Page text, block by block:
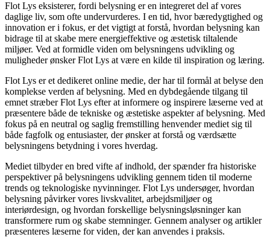
Flot Lys eksisterer, fordi belysning er en integreret del af vores
daglige liv, som ofte undervurderes. I en tid, hvor bæredygtighed og
innovation er i fokus, er det vigtigt at forstå, hvordan belysning kan
bidrage til at skabe mere energieffektive og æstetisk tiltalende
miljøer. Ved at formidle viden om belysningens udvikling og
muligheder ønsker Flot Lys at være en kilde til inspiration og læring.
Flot Lys er et dedikeret online medie, der har til formål at belyse den
komplekse verden af belysning. Med en dybdegående tilgang til
emnet stræber Flot Lys efter at informere og inspirere læserne ved at
præsentere både de tekniske og æstetiske aspekter af belysning. Med
fokus på en neutral og saglig fremstilling henvender mediet sig til
både fagfolk og entusiaster, der ønsker at forstå og værdsætte
belysningens betydning i vores hverdag.
Mediet tilbyder en bred vifte af indhold, der spænder fra historiske
perspektiver på belysningens udvikling gennem tiden til moderne
trends og teknologiske nyvinninger. Flot Lys undersøger, hvordan
belysning påvirker vores livskvalitet, arbejdsmiljøer og
interiørdesign, og hvordan forskellige belysningsløsninger kan
transformere rum og skabe stemninger. Gennem analyser og artikler
præsenteres læserne for viden, der kan anvendes i praksis.